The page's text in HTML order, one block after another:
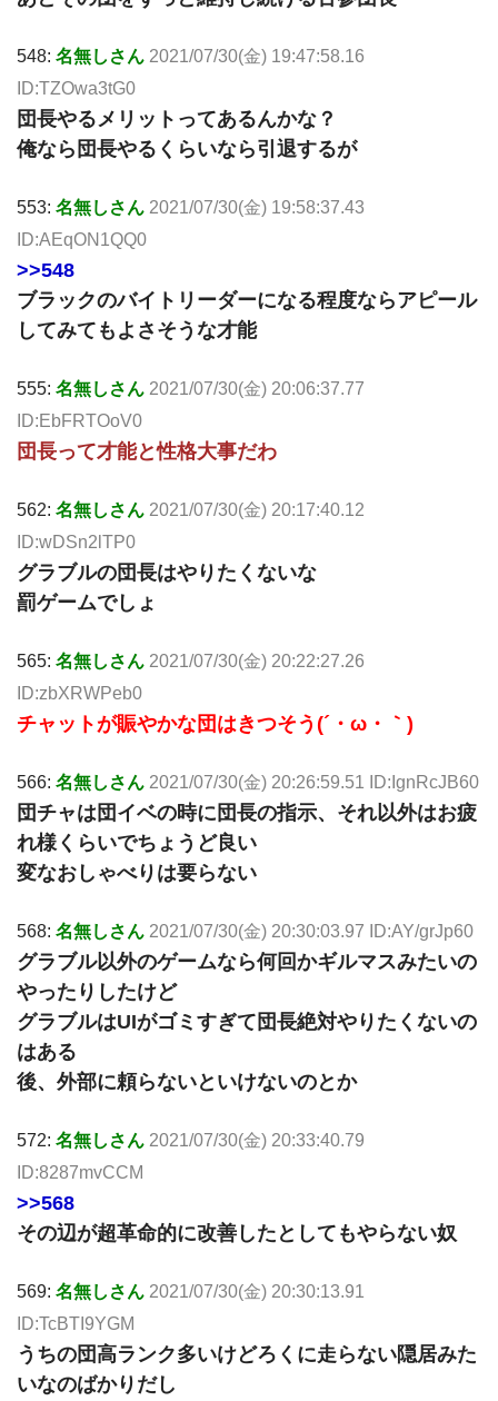
548: 名無しさん 2021/07/30(金) 19:47:58.16
ID:TZOwa3tG0
団長やるメリットってあるんかな？
俺なら団長やるくらいなら引退するが
553: 名無しさん 2021/07/30(金) 19:58:37.43
ID:AEqON1QQ0
>>548
ブラックのバイトリーダーになる程度ならアピール
してみてもよさそうな才能
555: 名無しさん 2021/07/30(金) 20:06:37.77
ID:EbFRTOoV0
団長って才能と性格大事だわ
562: 名無しさん 2021/07/30(金) 20:17:40.12
ID:wDSn2lTP0
グラブルの団長はやりたくないな
罰ゲームでしょ
565: 名無しさん 2021/07/30(金) 20:22:27.26
ID:zbXRWPeb0
チャットが賑やかな団はきつそう(´・ω・｀)
566: 名無しさん 2021/07/30(金) 20:26:59.51 ID:IgnRcJB60
団チャは団イベの時に団長の指示、それ以外はお疲
れ様くらいでちょうど良い
変なおしゃべりは要らない
568: 名無しさん 2021/07/30(金) 20:30:03.97 ID:AY/grJp60
グラブル以外のゲームなら何回かギルマスみたいの
やったりしたけど
グラブルはUIがゴミすぎて団長絶対やりたくないの
はある
後、外部に頼らないといけないのとか
572: 名無しさん 2021/07/30(金) 20:33:40.79
ID:8287mvCCM
>>568
その辺が超革命的に改善したとしてもやらない奴
569: 名無しさん 2021/07/30(金) 20:30:13.91
ID:TcBTI9YGM
うちの団高ランク多いけどろくに走らない隠居みた
いなのばかりだし